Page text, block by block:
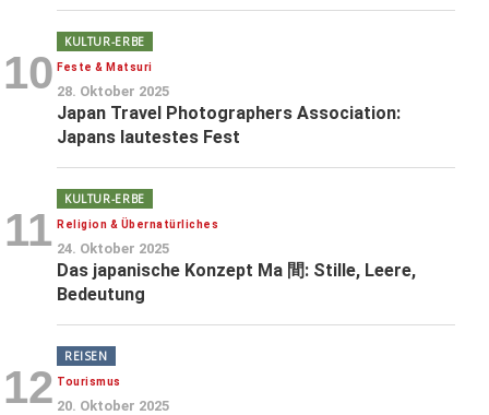
10
KULTUR-ERBE
Feste & Matsuri
28. Oktober 2025
Japan Travel Photographers Association:
Japans lautestes Fest
11
KULTUR-ERBE
Religion & Übernatürliches
24. Oktober 2025
Das japanische Konzept Ma 間: Stille, Leere,
Bedeutung
12
REISEN
Tourismus
20. Oktober 2025